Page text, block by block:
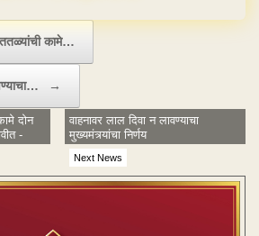
कामे…
→
दोन
-
Next News
वाहनावर लाल दिवा न लावण्याचा
मुख्यमंत्र्यांचा निर्णय